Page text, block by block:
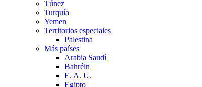
Túnez
Turquía
Yemen
Territorios especiales
Palestina
Más países
Arabia Saudí
Bahréin
E. A. U.
Egipto